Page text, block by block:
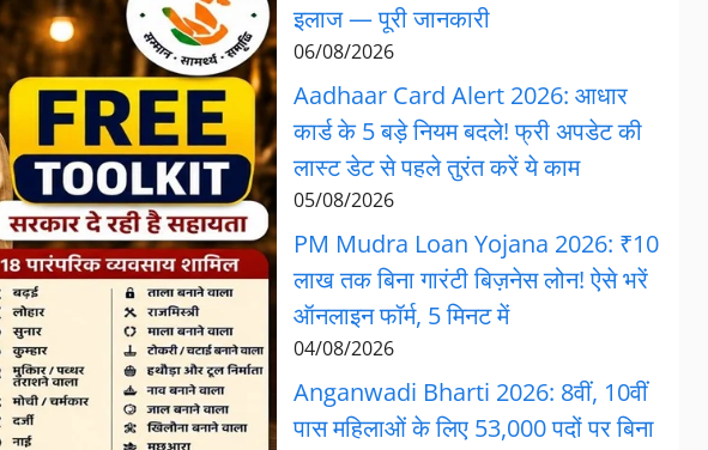
इलाज — पूरी जानकारी
06/08/2026
Aadhaar Card Alert 2026: आधार
कार्ड के 5 बड़े नियम बदले! फ्री अपडेट की
लास्ट डेट से पहले तुरंत करें ये काम
05/08/2026
PM Mudra Loan Yojana 2026: ₹10
लाख तक बिना गारंटी बिज़नेस लोन! ऐसे भरें
ऑनलाइन फॉर्म, 5 मिनट में
04/08/2026
Anganwadi Bharti 2026: 8वीं, 10वीं
पास महिलाओं के लिए 53,000 पदों पर बिना